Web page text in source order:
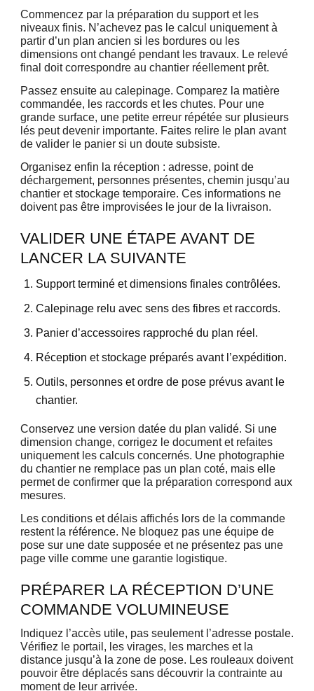
Commencez par la préparation du support et les
niveaux finis. N’achevez pas le calcul uniquement à
partir d’un plan ancien si les bordures ou les
dimensions ont changé pendant les travaux. Le relevé
final doit correspondre au chantier réellement prêt.
Passez ensuite au calepinage. Comparez la matière
commandée, les raccords et les chutes. Pour une
grande surface, une petite erreur répétée sur plusieurs
lés peut devenir importante. Faites relire le plan avant
de valider le panier si un doute subsiste.
Organisez enfin la réception : adresse, point de
déchargement, personnes présentes, chemin jusqu’au
chantier et stockage temporaire. Ces informations ne
doivent pas être improvisées le jour de la livraison.
VALIDER UNE ÉTAPE AVANT DE
LANCER LA SUIVANTE
Support terminé et dimensions finales contrôlées.
Calepinage relu avec sens des fibres et raccords.
Panier d’accessoires rapproché du plan réel.
Réception et stockage préparés avant l’expédition.
Outils, personnes et ordre de pose prévus avant le
chantier.
Conservez une version datée du plan validé. Si une
dimension change, corrigez le document et refaites
uniquement les calculs concernés. Une photographie
du chantier ne remplace pas un plan coté, mais elle
permet de confirmer que la préparation correspond aux
mesures.
Les conditions et délais affichés lors de la commande
restent la référence. Ne bloquez pas une équipe de
pose sur une date supposée et ne présentez pas une
page ville comme une garantie logistique.
PRÉPARER LA RÉCEPTION D’UNE
COMMANDE VOLUMINEUSE
Indiquez l’accès utile, pas seulement l’adresse postale.
Vérifiez le portail, les virages, les marches et la
distance jusqu’à la zone de pose. Les rouleaux doivent
pouvoir être déplacés sans découvrir la contrainte au
moment de leur arrivée.